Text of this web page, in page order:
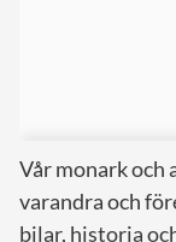
Vår monark och
varandra och
bilar, historia